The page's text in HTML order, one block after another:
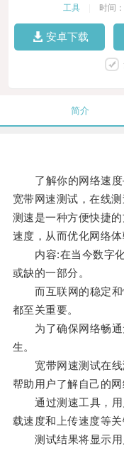
工具 时间
安卓下载
简介
了解你的网络速度
宽带网速测试，在线
测速是一种方便快捷
速度，从而优化网络体
内容:在当今数字化
或缺的一部分。
而互联网的稳定和
都至关重要。
为了确保网络畅通
生。
宽带网速测试在线
帮助用户了解自己的网
通过测速工具，用
载速度和上传速度等关
测试结果将显示用